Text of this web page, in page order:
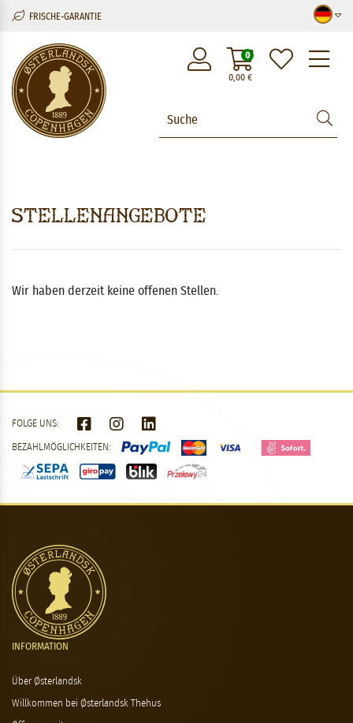
FRISCHE-GARANTIE
0,00€
0
Stellenangebote
Wir haben derzeit keine offenen Stellen.
FOLGE UNS:
BEZAHLMÖGLICHKEITEN:
INFORMATION
Über Østerlandsk
Willkommen bei Østerlandsk Thehus